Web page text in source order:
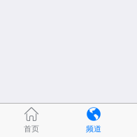
首页 频道